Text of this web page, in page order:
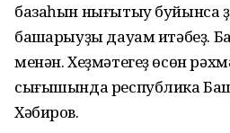
базаһын нығытыу буйынса
башҡарыуҙы дауам итәбеҙ.
менән. Хеҙмәтегеҙ өсөн
сығышында республика
Хәбиров.